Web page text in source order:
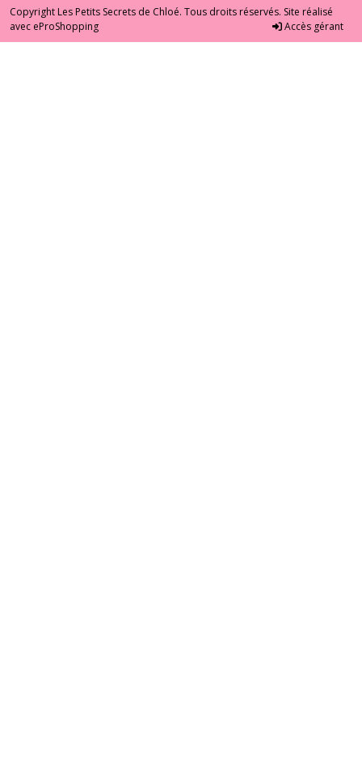
Copyright Les Petits Secrets de Chloé. Tous droits réservés. Site réalisé
avec eProShopping Accès gérant